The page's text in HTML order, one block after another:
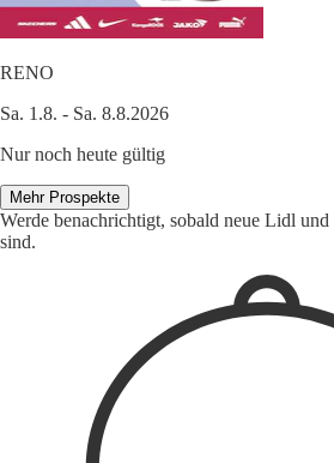
RENO
Sa. 1.8. - Sa. 8.8.2026
Nur noch heute gültig
Mehr Prospekte
Werde benachrichtigt, sobald neue Lidl
sind.